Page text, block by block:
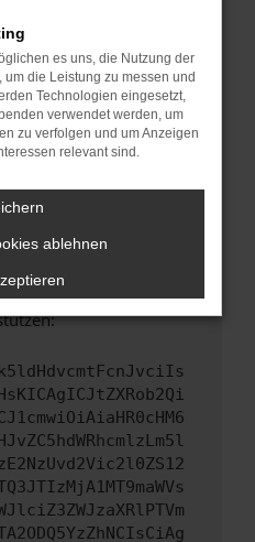
neuesten Stand
nicht nur ein
kann auch dazu
Funktionen nicht mehr
Schritte versucht
Wir werden
zu beheben. Du kannst
um uns bei der
es uns, die Nutzung der
die Leistung zu messen und
Technologien eingesetzt,
verwendet werden, um
zu verfolgen und um Anzeigen
relevant sind.
ablehnen